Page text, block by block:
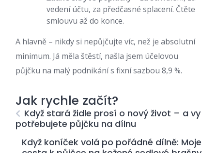
vedení účtu, za předčasné splacení. Čtěte
smlouvu až do konce.
A hlavně – nikdy si nepůjčujte víc, než je absolutní
minimum. Já měla štěstí, našla jsem účelovou
půjčku na malý podnikání s fixní sazbou 8,9 %.
Jak rychle začít?
Když stará židle prosí o nový život – a vy
potřebujete půjčku na dílnu
Když koníček volá po pořádné dílně: Moje